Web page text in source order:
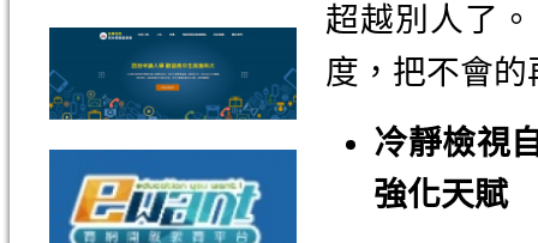
超越別人了
度，把不會
冷靜檢視
強化天賦